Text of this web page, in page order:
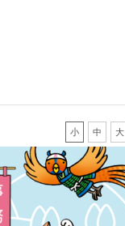
小 中 大